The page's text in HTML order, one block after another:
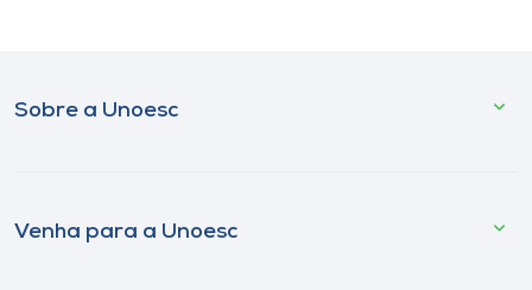
Sobre a Unoesc
Venha para a Unoesc